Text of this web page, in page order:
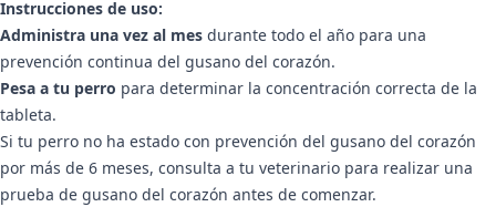
Instrucciones de uso:
Administra una vez al mes durante todo el año para una
prevención continua del gusano del corazón.
Pesa a tu perro para determinar la concentración correcta de la
tableta.
Si tu perro no ha estado con prevención del gusano del corazón
por más de 6 meses, consulta a tu veterinario para realizar una
prueba de gusano del corazón antes de comenzar.